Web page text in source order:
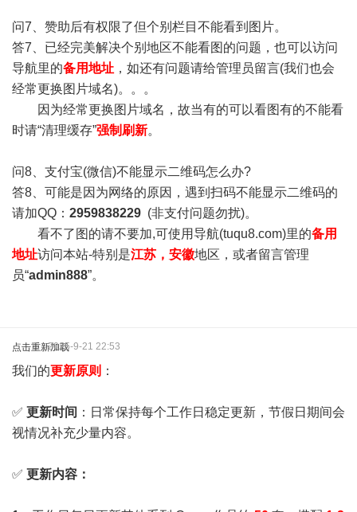
问7、赞助后有权限了但个别栏目不能看到图片。
答7、已经完美解决个别地区不能看图的问题，也可以访问
导航里的备用地址 ，如还有问题请给管理员留言(我们也会
经常更换图片域名)。。。
因为经常更换图片域名，故当有的可以看图有的不能看
时请“清理缓存”强制刷新。
问8、支付宝(微信)不能显示二维码怎么办?
答8、可能是因为网络的原因，遇到扫码不能显示二维码的
请加QQ： 2959838229 (非支付问题勿扰)。
看不了图的请不要加,可使用导航(tuqu8.com)里的备用
地址访问本站-特别是江苏，安徽地区，或者留言管理
员“admin888”。
点击重新加载2025-9-21 22:53
我们的更新原则 ：
✅ 更新时间 ：日常保持每个工作日稳定更新，节假日期间会
视情况补充少量内容。
✅ 更新内容：